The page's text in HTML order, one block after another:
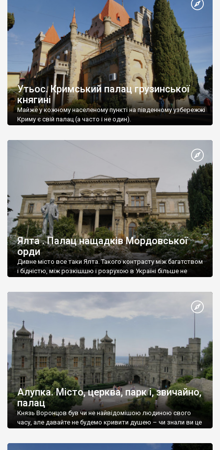
Утьос. Кримський палац грузинської
княгині
Майже у кожному населеному пункті на південному узбережжі
Криму є свій палац (а часто і не один).
Ялта . Палац нащадків Мордовської
орди
Дивне місто все таки Ялта. Такого контрасту між багатством
і бідністю, між розкішшю і розрухою в Україні більше не
Алупка. Місто, церква, парк і, звичайно,
палац
Князь Воронцов був чи не найвідомішою людиною свого
часу, але давайте не будемо кривити душею – чи знали ви це